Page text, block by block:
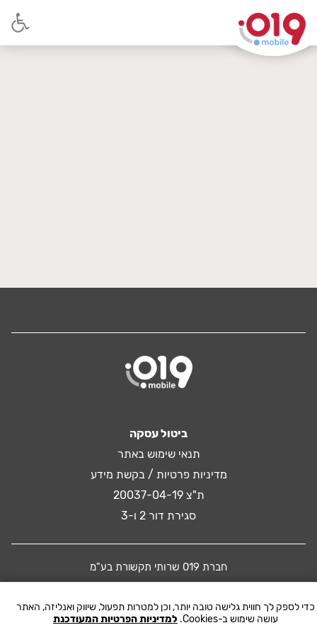
ביטול עסקה
תנאי שימוש באתר
מדיניות פרטיות / בקשת מידע
ת"צ 20037-04-19
סגירת דור 2 ו-3
חברת 019 שרותי תקשורת בע"מ
© 2016 019 MOBILE. All rights reserved
כדי לספק לך חווית גלישה טובה יותר, וכן למטרות תפעול, שיווק ואנליזה, האתר
עושה שימוש ב-Cookies.
למדיניות הפרטיות המעודכנת